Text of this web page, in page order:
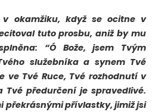
okamžiku, když se ocitne v
tuto prosbu, aniž by mu
“Ó Bože, jsem Tvým
služebníka a synem Tvé
ve Tvé Ruce, Tvé rozhodnutí v
Tvé předurčení je spravedlivé.
překrásnými přívlastky, jimiž jsi